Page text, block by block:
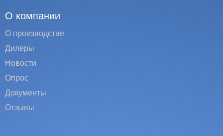
О компании
О производстве
Дилеры
Новости
Опрос
Документы
Отзывы